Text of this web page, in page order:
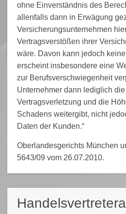
ohne Einverständnis des
allenfalls dann in Erwägung
Versicherungsunternehmen
Vertragsverstößen ihrer
wäre. Davon kann jedoch
erscheint insbesondere eine
zur Berufsverschwiegenheit
Unternehmer dann lediglich
Vertragsverletzung und die
Schadens weitergibt, nicht
Daten der Kunden.“
Oberlandesgerichts München
5643/09 vom 26.07.2010.